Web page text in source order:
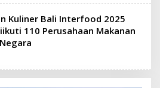
Kuliner Bali Interfood 2025
110 Perusahaan Makanan